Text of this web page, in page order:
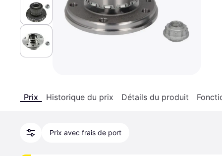
Prix Historique du prix Détails du produit
Prix avec frais de port